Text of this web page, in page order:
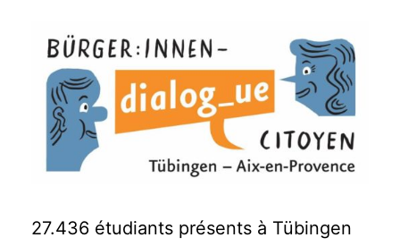
27.436 étudiants présents à Tübingen